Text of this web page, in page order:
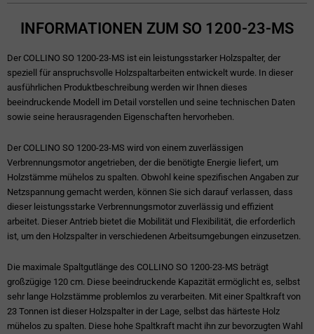
INFORMATIONEN ZUM SO 1200-23-MS
Der COLLINO SO 1200-23-MS ist ein leistungsstarker Holzspalter, der
speziell für anspruchsvolle Holzspaltarbeiten entwickelt wurde. In dieser
ausführlichen Produktbeschreibung werden wir Ihnen dieses
beeindruckende Modell im Detail vorstellen und seine technischen Daten
sowie seine herausragenden Eigenschaften hervorheben.
Der COLLINO SO 1200-23-MS wird von einem zuverlässigen
Verbrennungsmotor angetrieben, der die benötigte Energie liefert, um
Holzstämme mühelos zu spalten. Obwohl keine spezifischen Angaben zur
Netzspannung gemacht werden, können Sie sich darauf verlassen, dass
dieser leistungsstarke Verbrennungsmotor zuverlässig und effizient
arbeitet. Dieser Antrieb bietet die Mobilität und Flexibilität, die erforderlich
ist, um den Holzspalter in verschiedenen Arbeitsumgebungen einzusetzen.
Die maximale Spaltgutlänge des COLLINO SO 1200-23-MS beträgt
großzügige 120 cm. Diese beeindruckende Kapazität ermöglicht es, selbst
sehr lange Holzstämme problemlos zu verarbeiten. Mit einer Spaltkraft von
23 Tonnen ist dieser Holzspalter in der Lage, selbst das härteste Holz
mühelos zu spalten. Diese hohe Spaltkraft macht ihn zur bevorzugten Wahl